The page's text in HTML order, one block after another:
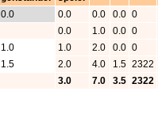
0.0 0.0 0.0 0.0 0
0.0 1.0 0.0 0
1.0 1.0 2.0 0.0 0
1.5 2.0 4.0 1.5 2322
3.0 7.0 3.5 2322